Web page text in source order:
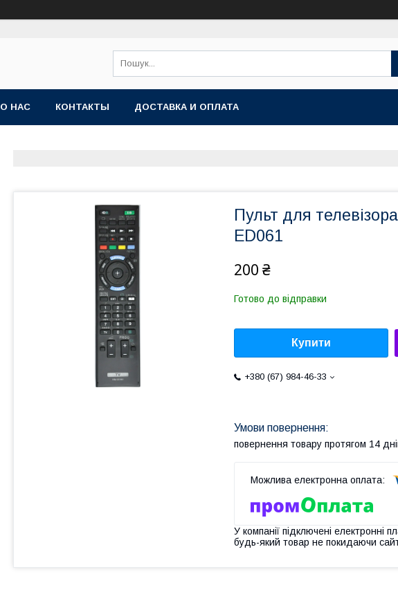
О НАС КОНТАКТЫ ДОСТАВКА И ОПЛАТА
Пульт для
ED061
200 ₴
Готово до відправки
Купити
+380 (67) 984-46-33
повернення товару протягом 14
У компанії підключені електронні
будь-який товар не покидаючи